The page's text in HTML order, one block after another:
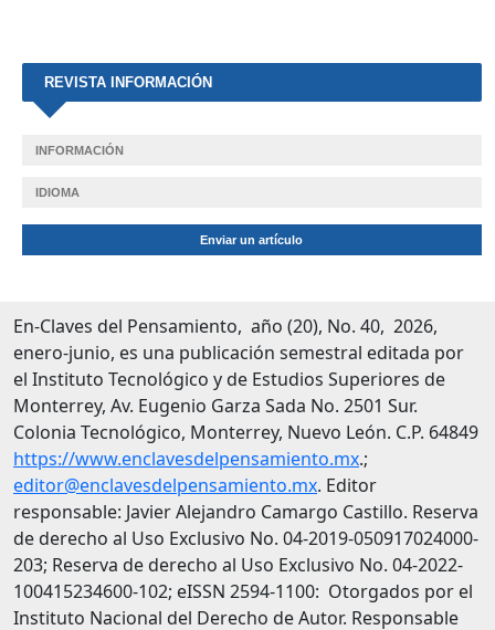
REVISTA INFORMACIÓN
INFORMACIÓN
IDIOMA
Enviar un artículo
En-Claves del Pensamiento, año (20), No. 40, 2026,
enero-junio, es una publicación semestral editada por
el Instituto Tecnológico y de Estudios Superiores de
Monterrey, Av. Eugenio Garza Sada No. 2501 Sur.
Colonia Tecnológico, Monterrey, Nuevo León. C.P. 64849
https://www.enclavesdelpensamiento.mx.;
editor@enclavesdelpensamiento.mx. Editor
responsable: Javier Alejandro Camargo Castillo. Reserva
de derecho al Uso Exclusivo No. 04-2019-050917024000-
203; Reserva de derecho al Uso Exclusivo No. 04-2022-
100415234600-102; eISSN 2594-1100: Otorgados por el
Instituto Nacional del Derecho de Autor. Responsable